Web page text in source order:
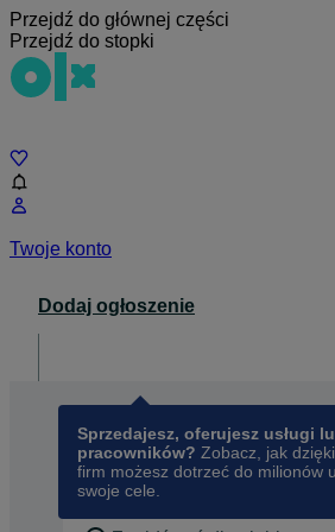
Przejdź do głównej części
Przejdź do stopki
Twoje konto
Dodaj ogłoszenie
Sprzedajesz, oferujesz usługi
pracowników? Zobacz, jak
firm możesz dotrzeć do milionów
swoje cele.